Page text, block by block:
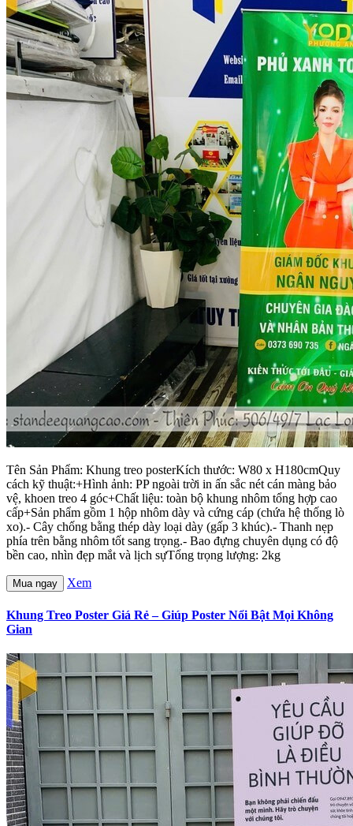
Tên Sản Phẩm: Khung treo posterKích thước: W80 x H180cmQuy
cách kỹ thuật:+Hình ảnh: PP ngoài trời in ấn sắc nét cán màng bảo
vệ, khoen treo 4 góc+Chất liệu: toàn bộ khung nhôm tổng hợp cao
cấp+Sản phẩm gồm 1 hộp nhôm dày và cứng cáp (chứa hệ thống lò
xo).- Cây chống bằng thép dày loại dày (gấp 3 khúc).- Thanh nẹp
phía trên bằng nhôm tốt sang trọng.- Bao đựng chuyên dụng có độ
bền cao, nhìn đẹp mắt và lịch sựTổng trọng lượng: 2kg
Mua ngay Xem
Khung Treo Poster Giá Rẻ – Giúp Poster Nổi Bật Mọi Không
Gian